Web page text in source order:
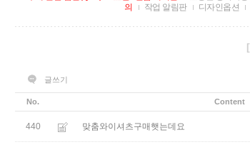
의
작업 알림판 디자인옵션
[
글쓰기
No. Content
440 맞춤와이셔츠구매햇는데요